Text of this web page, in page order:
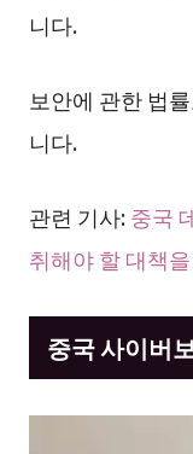
니다.
보안에 관한 법
니다.
관련 기사:중국
취해야 할 대책
중국 사이버